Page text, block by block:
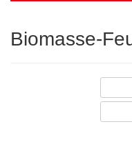
Biomasse-